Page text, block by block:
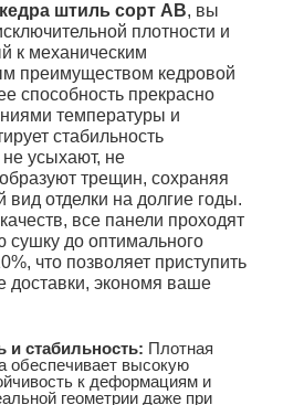
штиль сорт АВ, вы
плотности и
к механическим
преимуществом кедровой
способность прекрасно
температуры и
стабильность
усыхают, не
трещин, сохраняя
отделки на долгие годы.
все панели проходят
до оптимального
что позволяет приступить
доставки, экономя ваше
и стабильность: Плотная
обеспечивает высокую
к деформациям и
геометрии даже при